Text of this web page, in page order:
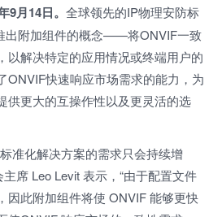
9月14日。 全球领先的IP物理安防标
出附加组件的概念——将ONVIF一致
以解决特定的应用情况或终端用户的
ONVIF快速响应市场需求的能力，为
供更大的互操作性以及更灵活的选
准化解决方案的需求只会持续增
席 Leo Levit 表示，“由于配置文件
因此附加组件将使 ONVIF 能够更快